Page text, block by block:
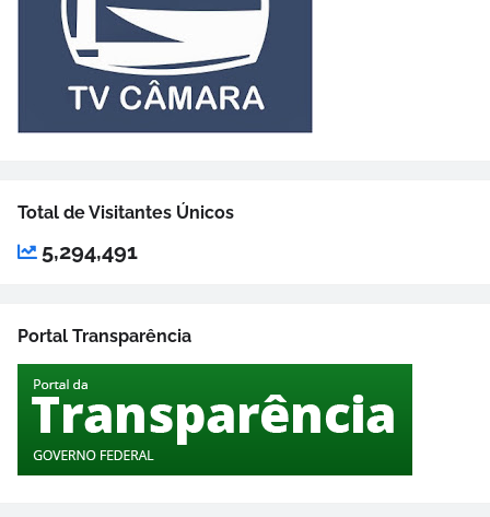
Total de Visitantes Únicos
5,294,491
Portal Transparência